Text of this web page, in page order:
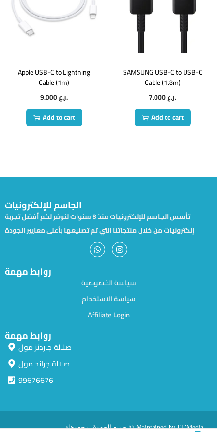
Apple USB-C to Lightning
Cable (1m)
9,000
ر.ع.
Add to cart
SAMSUNG USB-C to USB-C
Cable (1.8m)
7,000
ر.ع.
Add to cart
الجاسم للإلكترونيات
تأسس الجاسم للإلكترونيات منذ 8 سنوات لنوفر لكم أفضل تجربة
إلكترونيات من خلال منتجاتنا التي تم تصنيعها بأعلى معايير الجودة
روابط مهمة
سياسة الخصوصية
سياسة الاستخدام
Affiliate Login
روابط مهمة
صلالة جاردنز مول
صلالة جراند مول
99676676
جميع الحقوق محفوظة © Maintained by EDMedia.